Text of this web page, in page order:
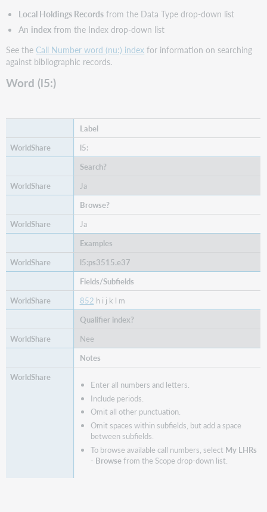
Local Holdings Recordsfrom the Data Type drop-down list
An indexfrom the Index drop-down list
See the Call Number word (nu:) index for information on searching
against bibliographic records.
Word (l5:)
Label
l5:
Search?
Ja
Browse?
Ja
Examples
l5:ps3515.e37
Fields/Subfields
852 h i j k l m
Qualifier index?
Nee
Notes
Enter all numbers and letters.
Include periods.
Omit all other punctuation.
Omit spaces within subfields, but add a space
between subfields.
To browse available call numbers, select My LHRs
- Browsefrom the Scope drop-down list.